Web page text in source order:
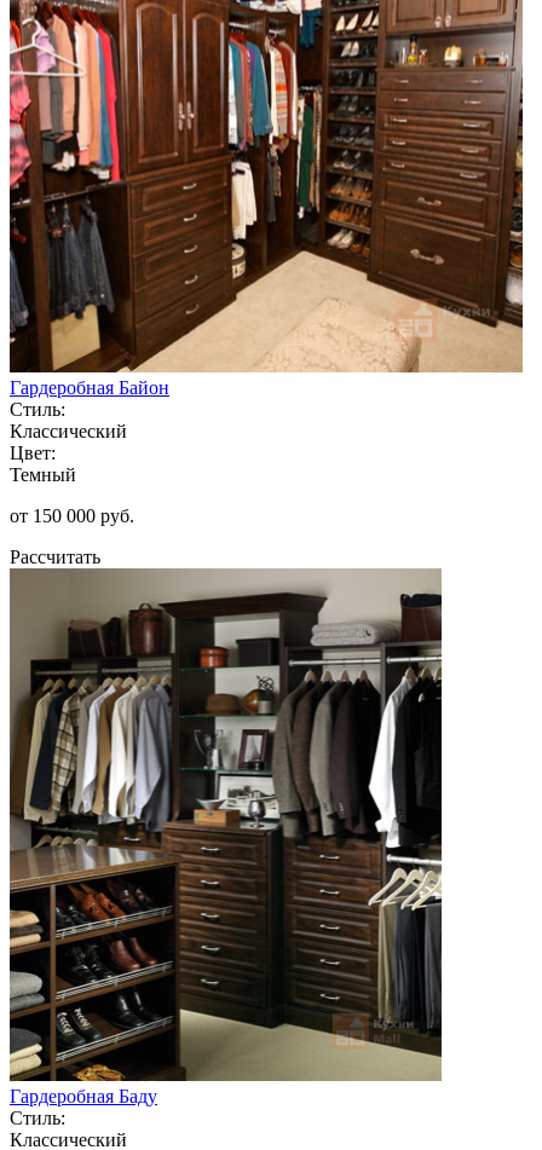
Гардеробная Байон
Стиль:
Классический
Цвет:
Темный
от 150 000 руб.
Рассчитать
Гардеробная Баду
Стиль:
Классический